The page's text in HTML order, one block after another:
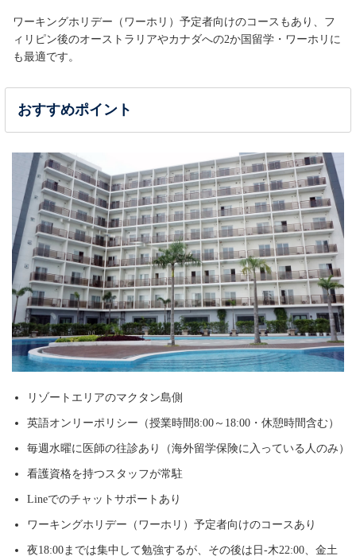
ワーキングホリデー（ワーホリ）予定者向けのコースもあり、フ
ィリピン後のオーストラリアやカナダへの2か国留学・ワーホリに
も最適です。
おすすめポイント
リゾートエリアのマクタン島側
英語オンリーポリシー（授業時間8:00～18:00・休憩時間含む）
毎週水曜に医師の往診あり（海外留学保険に入っている人のみ）
看護資格を持つスタッフが常駐
Lineでのチャットサポートあり
ワーキングホリデー（ワーホリ）予定者向けのコースあり
夜18:00までは集中して勉強するが、その後は日-木22:00、金土